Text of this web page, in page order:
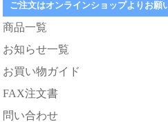
ご注文はオンラインショップよりお願
商品一覧
お知らせ一覧
お買い物ガイド
FAX注文書
問い合わせ